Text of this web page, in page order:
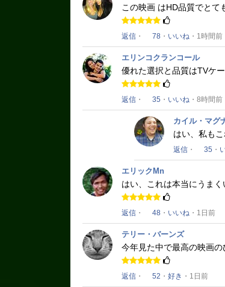
この映画 はHD品質でとて
返信 ・ 78 ・ いいね ・1時間前
エリンコクランコール
優れた選択と品質はTVケ
返信 ・ 35 ・ いいね ・8時間前
カイル・マグ
はい、私も
返信 ・ 35 ・
エリックMn
はい、これは本当にうまく
返信 ・ 48 ・ いいね ・1日前
テリー・バーンズ
今年見た中で最高の映画の
返信 ・ 52 ・ 好き ・1日前